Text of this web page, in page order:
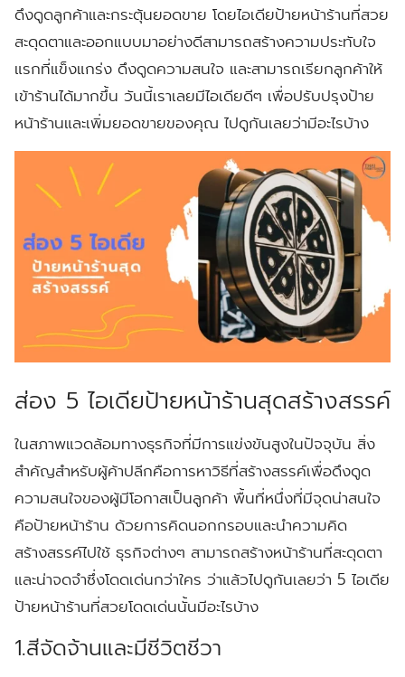
ดึงดูดลูกค้าและกระตุ้นยอดขาย โดยไอเดียป้ายหน้าร้านที่สวย
สะดุดตาและออกแบบมาอย่างดีสามารถสร้างความประทับใจ
แรกที่แข็งแกร่ง ดึงดูดความสนใจ และสามารถเรียกลูกค้าให้
เข้าร้านได้มากขึ้น วันนี้เราเลยมีไอเดียดีๆ เพื่อปรับปรุงป้าย
หน้าร้านและเพิ่มยอดขายของคุณ ไปดูกันเลยว่ามีอะไรบ้าง
ส่อง 5 ไอเดียป้ายหน้าร้านสุดสร้างสรรค์
ในสภาพแวดล้อมทางธุรกิจที่มีการแข่งขันสูงในปัจจุบัน สิ่ง
สำคัญสำหรับผู้ค้าปลีกคือการหาวิธีที่สร้างสรรค์เพื่อดึงดูด
ความสนใจของผู้มีโอกาสเป็นลูกค้า พื้นที่หนึ่งที่มีจุดน่าสนใจ
คือป้ายหน้าร้าน ด้วยการคิดนอกกรอบและนำความคิด
สร้างสรรค์ไปใช้ ธุรกิจต่างๆ สามารถสร้างหน้าร้านที่สะดุดตา
และน่าจดจำซึ่งโดดเด่นกว่าใคร ว่าแล้วไปดูกันเลยว่า 5 ไอเดีย
ป้ายหน้าร้านที่สวยโดดเด่นนั้นมีอะไรบ้าง
1.สีจัดจ้านและมีชีวิตชีวา